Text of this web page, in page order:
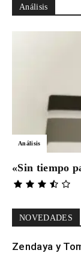
Análisis
Análisis
«Sin tiempo
NOVEDADES
Zendaya y